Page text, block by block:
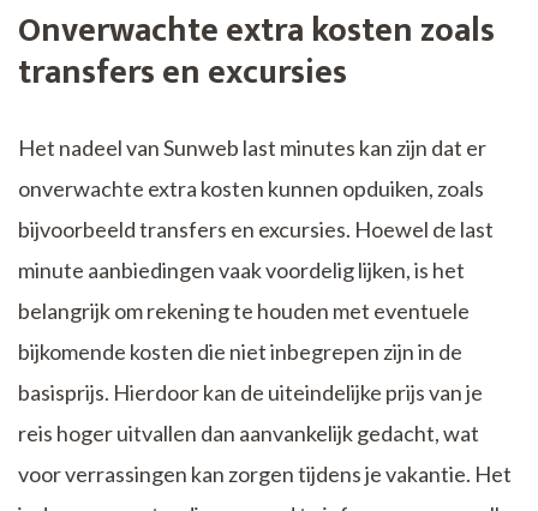
Onverwachte extra kosten zoals
transfers en excursies
Het nadeel van Sunweb last minutes kan zijn dat er
onverwachte extra kosten kunnen opduiken, zoals
bijvoorbeeld transfers en excursies. Hoewel de last
minute aanbiedingen vaak voordelig lijken, is het
belangrijk om rekening te houden met eventuele
bijkomende kosten die niet inbegrepen zijn in de
basisprijs. Hierdoor kan de uiteindelijke prijs van je
reis hoger uitvallen dan aanvankelijk gedacht, wat
voor verrassingen kan zorgen tijdens je vakantie. Het